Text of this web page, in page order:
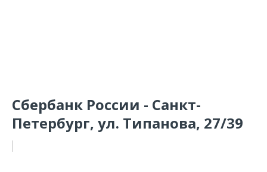
Сбербанк России - Санкт-
Петербург, ул. Типанова, 27/39